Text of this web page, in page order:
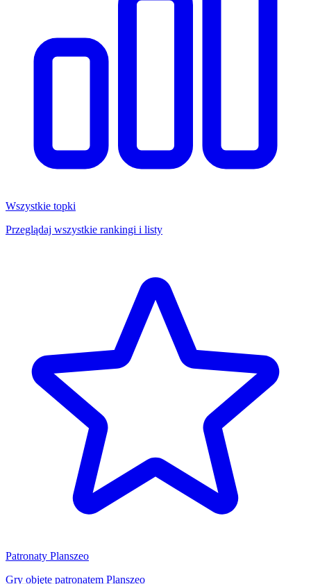
Wszystkie topki
Przeglądaj wszystkie rankingi i listy
Patronaty Planszeo
Gry objęte patronatem Planszeo